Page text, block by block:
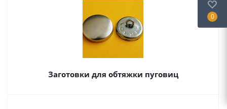
Заготовки для обтяжки пуговиц
0